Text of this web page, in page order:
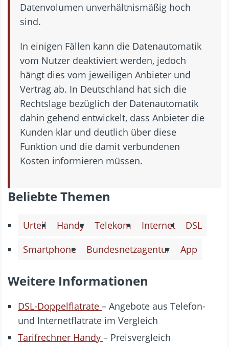
Datenvolumen unverhältnismäßig hoch
sind.
In einigen Fällen kann die Datenautomatik
vom Nutzer deaktiviert werden, jedoch
hängt dies vom jeweiligen Anbieter und
Vertrag ab. In Deutschland hat sich die
Rechtslage bezüglich der Datenautomatik
dahin gehend entwickelt, dass Anbieter die
Kunden klar und deutlich über diese
Funktion und die damit verbundenen
Kosten informieren müssen.
Beliebte Themen
Urteil Handy Telekom Internet
DSL
Smartphone
Bundesnetzagentur App
Weitere Informationen
DSL-Doppelflatrate – Angebote aus Telefon-
und Internetflatrate im Vergleich
Tarifrechner Handy – Preisvergleich